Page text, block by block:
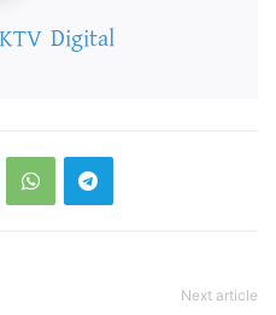
Digital
Next article